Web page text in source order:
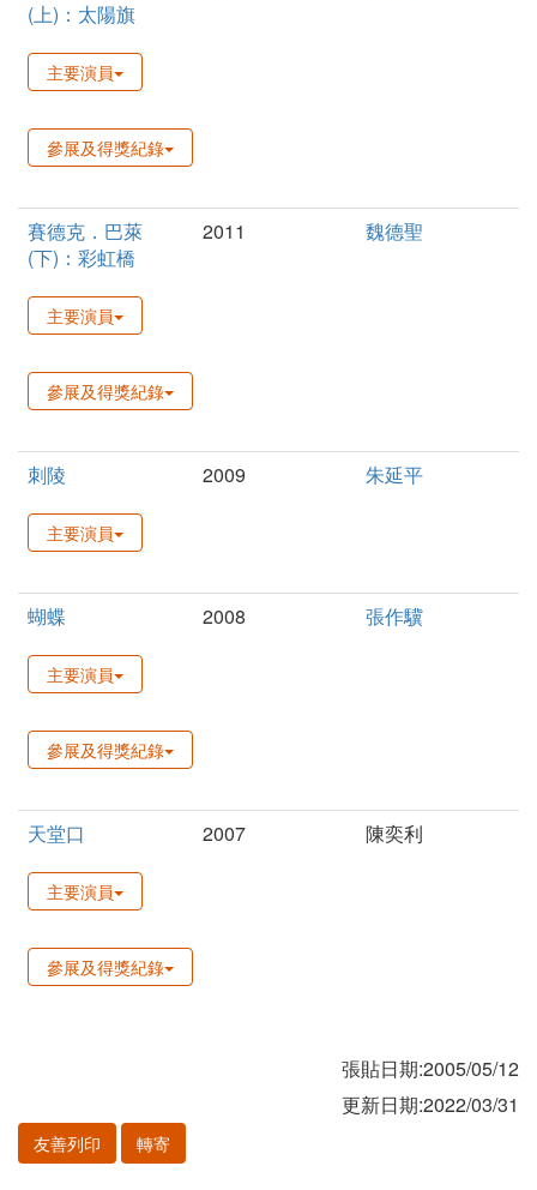
(上)：太陽旗
主要演員
參展及得獎紀錄
賽德克．巴萊
(下)：彩虹橋
2011 魏德聖
主要演員
參展及得獎紀錄
刺陵 2009 朱延平
主要演員
蝴蝶 2008 張作驥
主要演員
參展及得獎紀錄
天堂口 2007 陳奕利
主要演員
參展及得獎紀錄
張貼日期:2005/05/12
更新日期:2022/03/31
友善列印 轉寄